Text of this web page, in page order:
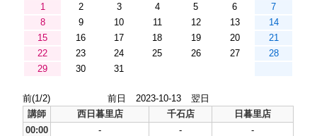
1
2 3 4 5 6
7
8
9 10 11 12 13
14
15
16 17 18 19 20
21
22
23 24 25 26 27
28
29
30 31
前(1/2) 前日 2023-10-13
翌日
講師
西日暮里店 千石店
日暮里店
00:00
- -
-